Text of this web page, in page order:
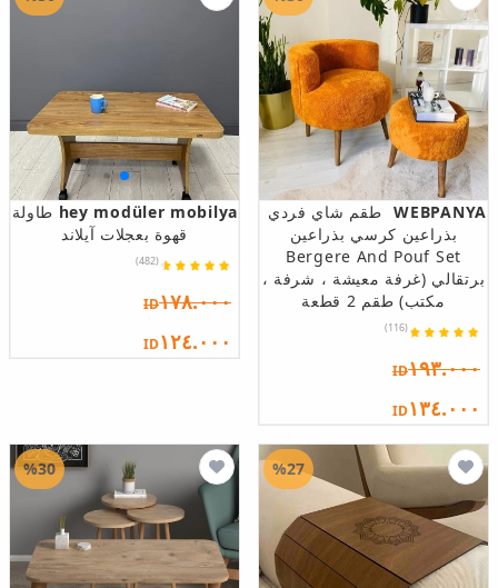
WEBPANYA طقم شاي فردي
بذراعين كرسي بذراعين
Bergere And Pouf Set
برتقالي (غرفة معيشة ، شرفة ،
مكتب) طقم 2 قطعة
(116)
ID١٩٣.٠٠٠
ID١٣٤.٠٠٠
hey modüler mobilya طاولة
قهوة بعجلات آيلاند
(482)
ID١٧٨.٠٠٠
ID١٢٤.٠٠٠
%27
%30